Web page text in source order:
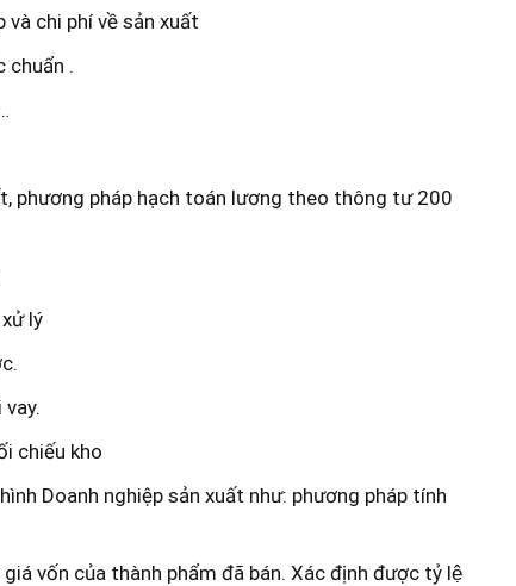
và chi phí về sản xuất
chuẩn .
phương pháp hạch toán lương theo thông tư 200
lý
chiếu kho
Doanh nghiệp sản xuất như: phương pháp tính
vốn của thành phẩm đã bán. Xác định được tỷ lệ